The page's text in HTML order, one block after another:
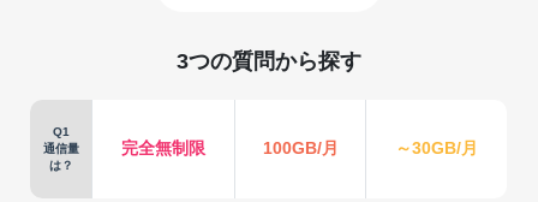
3つの質問から探す
Q1
通信量
は？
完全無制限 100GB/月 ～30GB/月